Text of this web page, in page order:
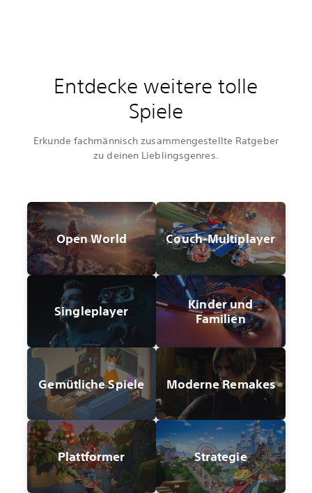
Entdecke weitere tolle
Spiele
Erkunde fachmännisch zusammengestellte Ratgeber
zu deinen Lieblingsgenres.
Open World Couch-Multiplayer
Singleplayer
Kinder und
Familien
Gemütliche Spiele Moderne Remakes
Plattformer Strategie